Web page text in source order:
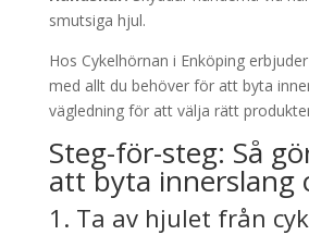
smutsiga hjul.
Hos Cykelhörnan i Enköping
med allt du behöver för att byta
vägledning för att välja rätt
Steg-för-steg: Så
att byta innerslang
1. Ta av hjulet från